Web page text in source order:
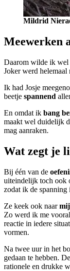
Mildrid
Meewerken
Daarom wilde ik wel
Joker werd helemaal
Ik had Josje
beetje spannend
En omdat ik bang
maakt wel duidelijk
mag aanraken.
Wat zegt je
Bij één van de
uiteindelijk toch ook
zodat ik de
Ze keek ook naar
Zo werd ik me
reactie in iedere
vormen.
Na twee uur in het
gedaan te hebben.
rationele en drukke